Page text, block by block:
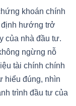
khoán chính
hướng trở
của nhà đầu tư.
ngừng nỗ
tài chính chính
hiểu đúng, nhìn
trình đầu tư của